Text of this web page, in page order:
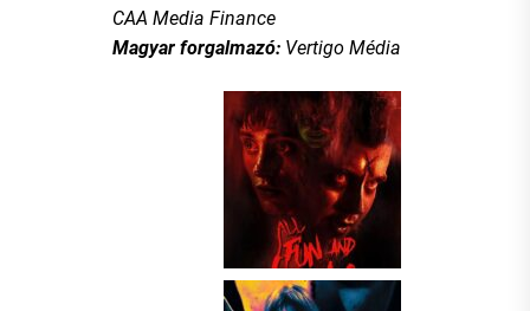
CAA Media Finance
Magyar forgalmazó: Vertigo Média